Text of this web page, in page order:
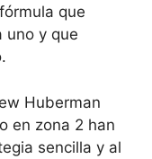
que
uno y que
Huberman
en zona 2 han
sencilla y al